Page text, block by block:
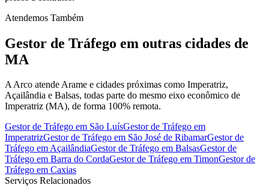
Atendemos Também
Gestor de Tráfego em outras cidades de
MA
A Arco atende Arame e cidades próximas como Imperatriz,
Açailândia e Balsas, todas parte do mesmo eixo econômico de
Imperatriz (MA), de forma 100% remota.
Gestor de Tráfego em São LuísGestor de Tráfego em
ImperatrizGestor de Tráfego em São José de RibamarGestor de
Tráfego emAçailândiaGestor de Tráfego em BalsasGestor de
Tráfego em Barra do CordaGestor de Tráfego em TimonGestor de
Tráfego em Caxias
Serviços Relacionados